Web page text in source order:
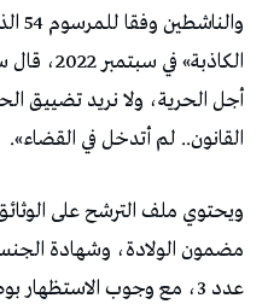
الكاذبة»
أجل الحرية، ولا نريد تضييق
القانون.. لم أتدخل في القضاء».
ويحتوي ملف الترشح على الوثائق
مضمون الولادة، وشهادة
عدد 3، مع وجوب الاستظهار